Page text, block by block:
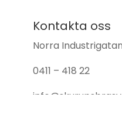
Kontakta oss
Norra
0411 – 418 22